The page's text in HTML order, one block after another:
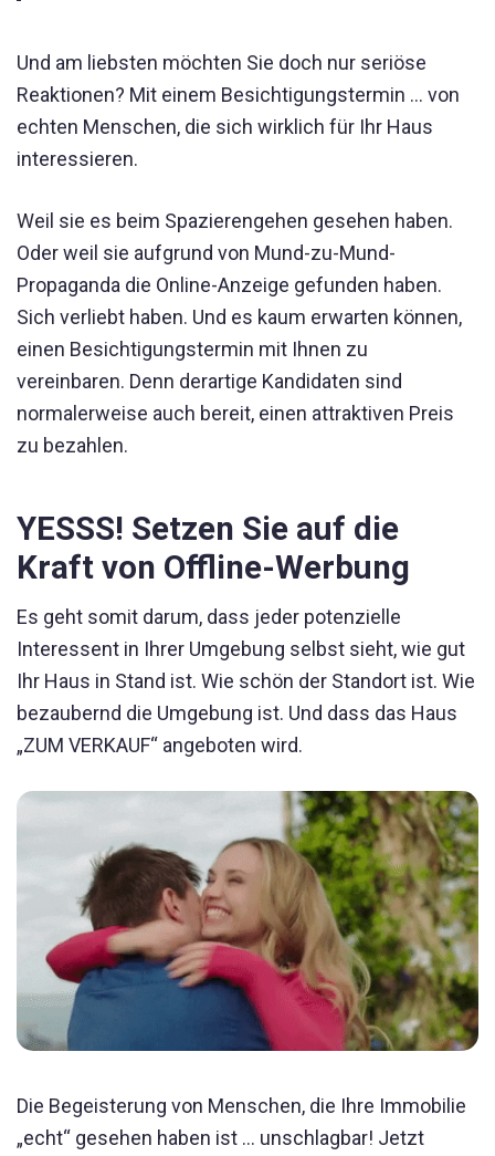
Und am liebsten möchten Sie doch nur seriöse
Reaktionen? Mit einem Besichtigungstermin ... von
echten Menschen, die sich wirklich für Ihr Haus
interessieren.
Weil sie es beim Spazierengehen gesehen haben.
Oder weil sie aufgrund von Mund-zu-Mund-
Propaganda die Online-Anzeige gefunden haben.
Sich verliebt haben. Und es kaum erwarten können,
einen Besichtigungstermin mit Ihnen zu
vereinbaren. Denn derartige Kandidaten sind
normalerweise auch bereit, einen attraktiven Preis
zu bezahlen.
YESSS! Setzen Sie auf die
Kraft von Offline-Werbung
Es geht somit darum, dass jeder potenzielle
Interessent in Ihrer Umgebung selbst sieht, wie gut
Ihr Haus in Stand ist. Wie schön der Standort ist. Wie
bezaubernd die Umgebung ist. Und dass das Haus
„ZUM VERKAUF“ angeboten wird.
Die Begeisterung von Menschen, die Ihre Immobilie
„echt“ gesehen haben ist ... unschlagbar! Jetzt